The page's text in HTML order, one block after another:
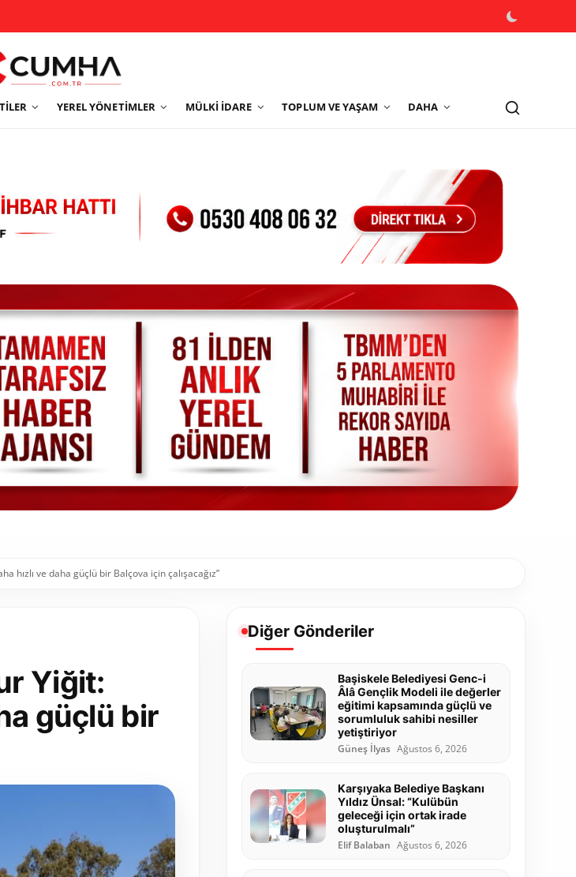
YEREL YÖNETIMLER MÜLKI İDARE TOPLUM VE YAŞAM DAHA
hızlı ve daha güçlü bir Balçova için çalışacağız”
Yiğit:
güçlü bir
Diğer Gönderiler
Başiskele Belediyesi Genc-i
Âlâ Gençlik Modeli ile değerler
eğitimi kapsamında güçlü ve
sorumluluk sahibi nesiller
yetiştiriyor
Güneş İlyas Ağustos 6, 2026
Karşıyaka Belediye Başkanı
Yıldız Ünsal: “Kulübün
geleceği için ortak irade
oluşturulmalı”
Elif Balaban Ağustos 6, 2026